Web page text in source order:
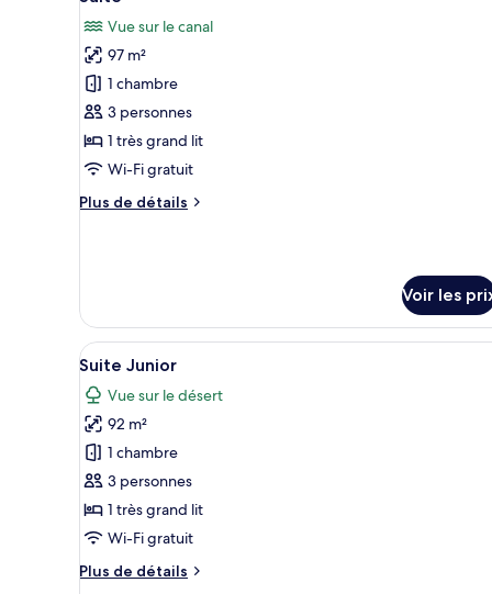
Suite
(Marina
Duplex)
toutes
les
photos
pour
ce
type
de
chambre :
Suite
Vue sur le canal
97 m²
1 chambre
3 personnes
1 très grand lit
Wi-Fi gratuit
Plus de détails
Plus
de
chambre
Suite
Voir les
Afficher
toutes
les
photos
pour
ce
type
de
chambre :
Suite
Une chambre d’hôtel avec
17
Suite Junior
Vue sur le désert
92 m²
1 chambre
3 personnes
1 très grand lit
Wi-Fi gratuit
Plus de détails
Plus